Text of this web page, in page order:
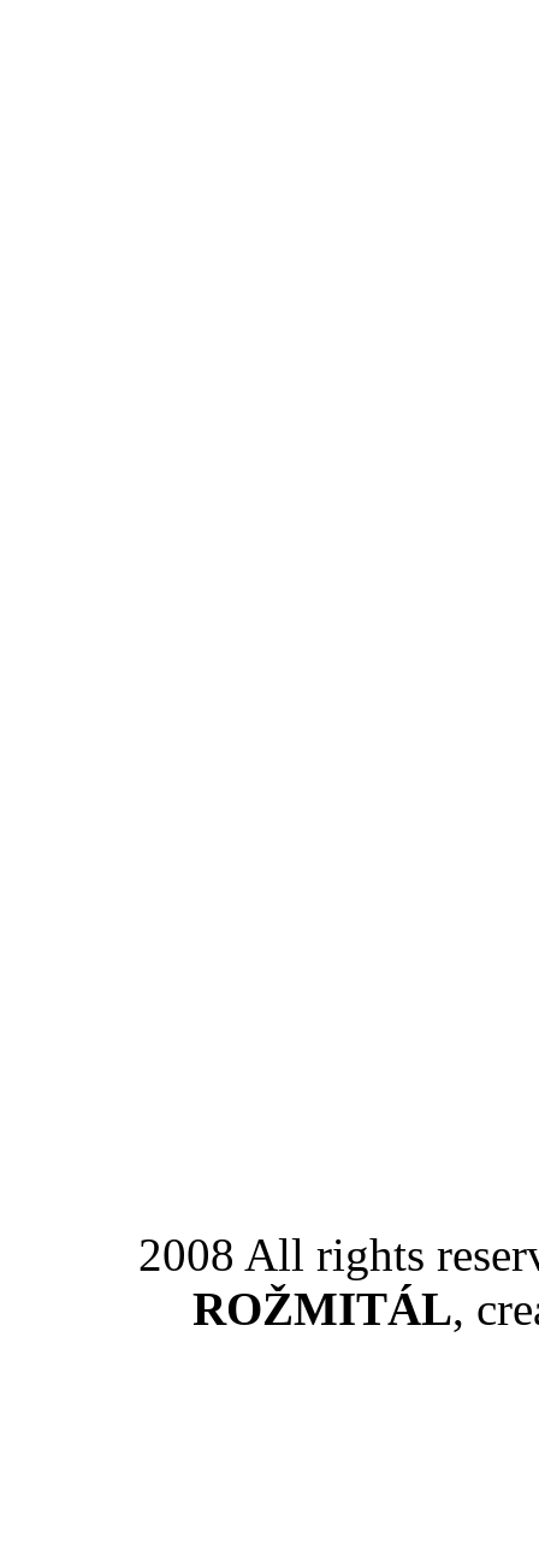
2008 All rights
ROŽMITÁL,